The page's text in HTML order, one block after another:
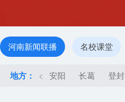
河南新闻联播 名校课堂
地方： < 安阳 长葛 登封